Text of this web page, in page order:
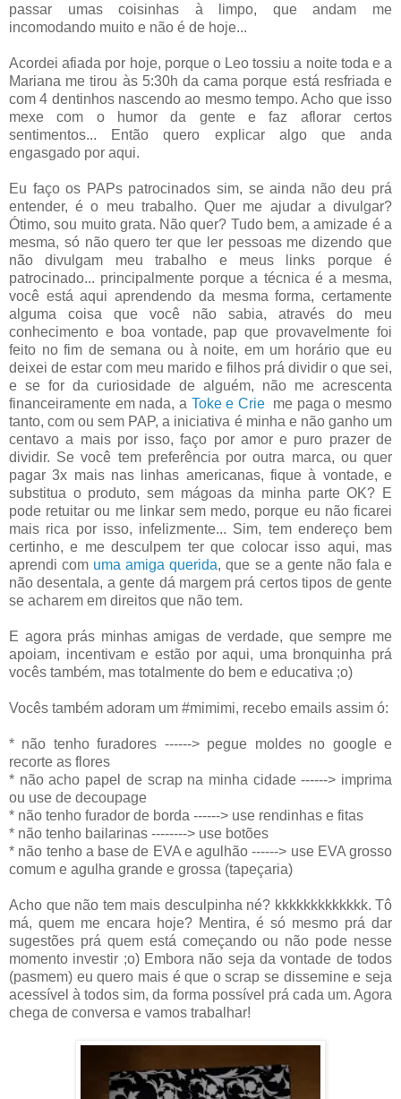
passar umas coisinhas à limpo, que andam me
incomodando muito e não é de hoje...
Acordei afiada por hoje, porque o Leo tossiu a noite toda e a
Mariana me tirou às 5:30h da cama porque está resfriada e
com 4 dentinhos nascendo ao mesmo tempo. Acho que isso
mexe com o humor da gente e faz aflorar certos
sentimentos... Então quero explicar algo que anda
engasgado por aqui.
Eu faço os PAPs patrocinados sim, se ainda não deu prá
entender, é o meu trabalho. Quer me ajudar a divulgar?
Ótimo, sou muito grata. Não quer? Tudo bem, a amizade é a
mesma, só não quero ter que ler pessoas me dizendo que
não divulgam meu trabalho e meus links porque é
patrocinado... principalmente porque a técnica é a mesma,
você está aqui aprendendo da mesma forma, certamente
alguma coisa que você não sabia, através do meu
conhecimento e boa vontade, pap que provavelmente foi
feito no fim de semana ou à noite, em um horário que eu
deixei de estar com meu marido e filhos prá dividir o que sei,
e se for da curiosidade de alguém, não me acrescenta
financeiramente em nada, a Toke e Crieme paga o mesmo
tanto, com ou sem PAP, a iniciativa é minha e não ganho um
centavo a mais por isso, faço por amor e puro prazer de
dividir. Se você tem preferência por outra marca, ou quer
pagar 3x mais nas linhas americanas, fique à vontade, e
substitua o produto, sem mágoas da minha parte OK? E
pode retuitar ou me linkar sem medo, porque eu não ficarei
mais rica por isso, infelizmente... Sim, tem endereço bem
certinho, e me desculpem ter que colocar isso aqui, mas
aprendi com uma amiga querida, que se a gente não fala e
não desentala, a gente dá margem prá certos tipos de gente
se acharem em direitos que não tem.
E agora prás minhas amigas de verdade, que sempre me
apoiam, incentivam e estão por aqui, uma bronquinha prá
vocês também, mas totalmente do bem e educativa ;o)
Vocês também adoram um #mimimi, recebo emails assim ó:
* não tenho furadores ------> pegue moldes no google e
recorte as flores
* não acho papel de scrap na minha cidade ------> imprima
ou use de decoupage
* não tenho furador de borda ------> use rendinhas e fitas
* não tenho bailarinas --------> use botões
* não tenho a base de EVA e agulhão ------> use EVA grosso
comum e agulha grande e grossa (tapeçaria)
Acho que não tem mais desculpinha né? kkkkkkkkkkkkk. Tô
má, quem me encara hoje? Mentira, é só mesmo prá dar
sugestões prá quem está começando ou não pode nesse
momento investir ;o) Embora não seja da vontade de todos
(pasmem) eu quero mais é que o scrap se dissemine e seja
acessível à todos sim, da forma possível prá cada um. Agora
chega de conversa e vamos trabalhar!